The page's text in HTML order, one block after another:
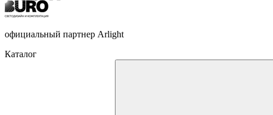
официальный партнер Arlight
Каталог